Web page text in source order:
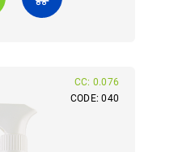
CODE: 040
CC: 0.076